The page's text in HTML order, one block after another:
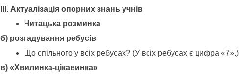
ІІІ. Актуалізація опорних знань учнів
Читацька розминка
б) розгадування ребусів
Що спільного у всіх ребусах? (У всіх ребусах є цифра «7».)
в) «Хвилинка-цікавинка»